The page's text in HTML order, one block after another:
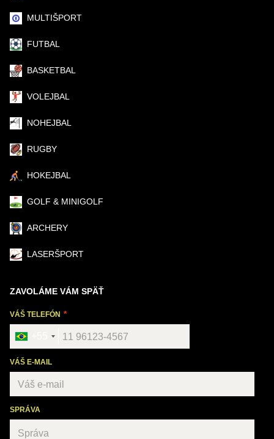
MULTIŠPORT
FUTBAL
BASKETBAL
VOLEJBAL
NOHEJBAL
RUGBY
HOKEJBAL
GOLF & MINIGOLF
ARCHERY
LASERŠPORT
ZAVOLÁME VÁM SPÄŤ
VÁŠ TELEFÓN
VÁŠ E-MAIL
SPRÁVA